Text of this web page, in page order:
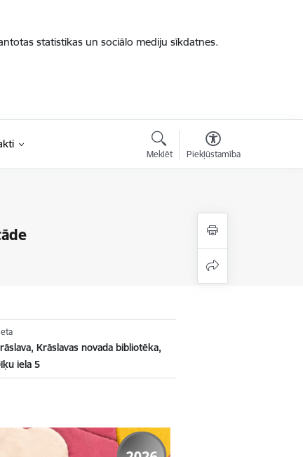
statistikas un sociālo mediju sīkdatnes.
Meklēt Piekļūstamība
Krāslavas novada bibliotēka,
iela 5